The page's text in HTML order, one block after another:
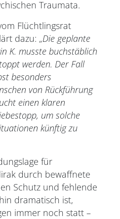
Traumata.
Flüchtlingsrat
dazu: „Die geplante
K. musste buchstäblich
werden. Der Fall
besonders
von Rückführung
einen klaren
um solche
künftig zu
für
durch bewaffnete
Schutz und fehlende
dramatisch ist,
immer noch statt –